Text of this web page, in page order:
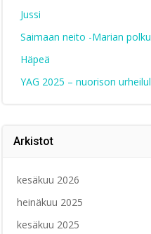
Jussi
Saimaan neito -Marian polku
Häpeä
YAG 2025 – nuorison
Arkistot
kesäkuu 2026
heinäkuu 2025
kesäkuu 2025